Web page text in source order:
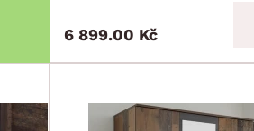
6 899.00 Kč